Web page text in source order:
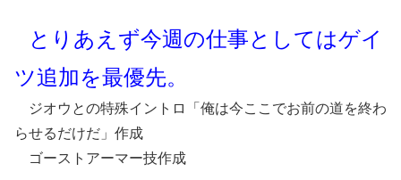
とりあえず今週の仕事としてはゲイ
ツ追加を最優先。
ジオウとの特殊イントロ「俺は今ここでお前の道を終わ
らせるだけだ」作成
ゴーストアーマー技作成